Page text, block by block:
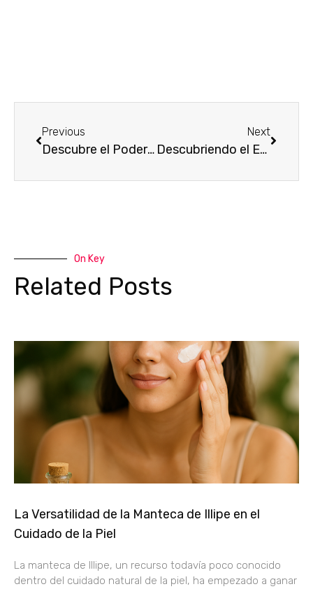
Previous
Descubre el Poder del Aceite de Neem en el Cuidado de la Piel
Next
Descubriendo el Encanto del Jabón de Aceite de Coco en Madrid
On Key
Related Posts
La Versatilidad de la Manteca de Illipe en el
Cuidado de la Piel
La manteca de Illipe, un recurso todavía poco conocido
dentro del cuidado natural de la piel, ha empezado a ganar